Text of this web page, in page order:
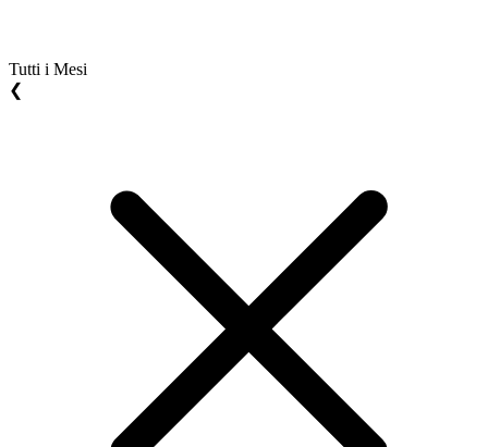
Tutti i Mesi
❮